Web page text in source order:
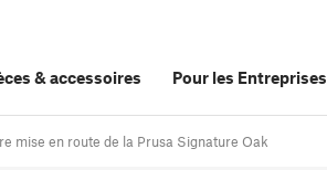
&accessoires Pour les Entreprises
mise en route de la Prusa Signature Oak